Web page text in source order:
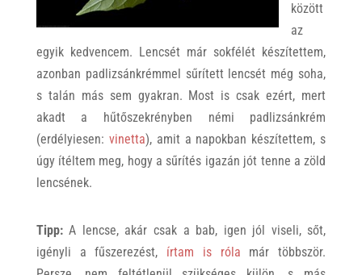
között
az
egyik kedvencem. Lencsét már sokfélét készítettem,
azonban padlizsánkrémmel sűrített lencsét még soha,
s talán más sem gyakran. Most is csak ezért, mert
akadt a hűtőszekrényben némi padlizsánkrém
(erdélyiesen: vinetta), amit a napokban készítettem, s
úgy ítéltem meg, hogy a sűrítés igazán jót tenne a zöld
lencsének.
Tipp:A lencse, akár csak a bab, igen jól viseli, sőt,
igényli a fűszerezést, írtam is róla már többször.